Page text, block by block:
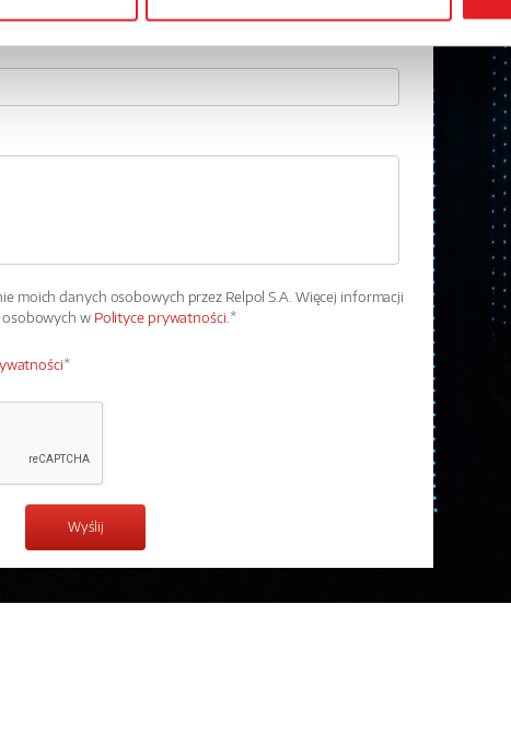
moich danych osobowych przez Relpol S.A. Więcej informacji
w Polityce prywatności.*
*